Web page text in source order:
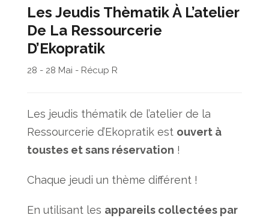
Les Jeudis Thèmatik À L’atelier
De La Ressourcerie
D’Ekopratik
28 - 28 Mai - Récup R
Les jeudis thématik de l’atelier de la
Ressourcerie d’Ekopratik est ouvert à
toustes et sans réservation !
Chaque jeudi un thème différent !
En utilisant les appareils collectées par